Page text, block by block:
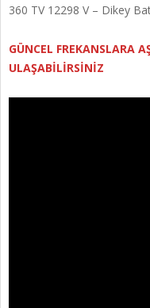
360 TV 12298 V – Dikey
GÜNCEL FREKANSLARA
ULAŞABİLİRSİNİZ